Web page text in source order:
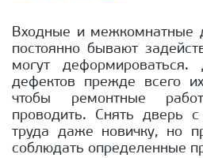
Входные и межкомнатные
постоянно бывают
могут
дефектов прежде всего
чтобы ремонтные
проводить. Снять дверь с
труда даже новичку, но
соблюдать определенные